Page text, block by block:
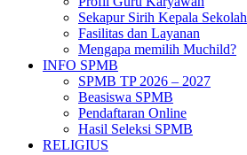
Sekapur Sirih Kepala Sekolah
Fasilitas dan Layanan
Mengapa memilih Muchild?
INFO SPMB
SPMB TP 2026 – 2027
Beasiswa SPMB
Pendaftaran Online
Hasil Seleksi SPMB
RELIGIUS